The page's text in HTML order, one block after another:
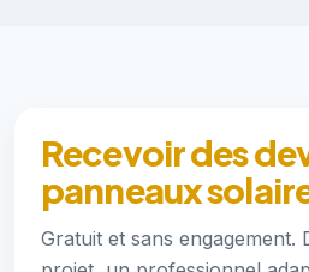
Recevoir des
panneaux
Gratuit et sans engagement.